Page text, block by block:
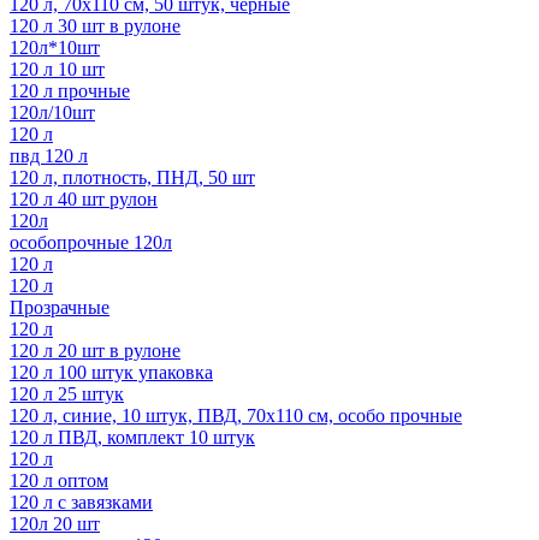
120 л 30 шт в рулоне
120л*10шт
120 л 10 шт
120 л прочные
120л/10шт
120 л
пвд 120 л
120 л, плотность, ПНД, 50 шт
120 л 40 шт рулон
120л
особопрочные 120л
120 л
120 л
Прозрачные
120 л
120 л 20 шт в рулоне
120 л 100 штук упаковка
120 л 25 штук
120 л, синие, 10 штук, ПВД, 70х110 см, особо прочные
120 л ПВД, комплект 10 штук
120 л
120 л оптом
120 л с завязками
120л 20 шт